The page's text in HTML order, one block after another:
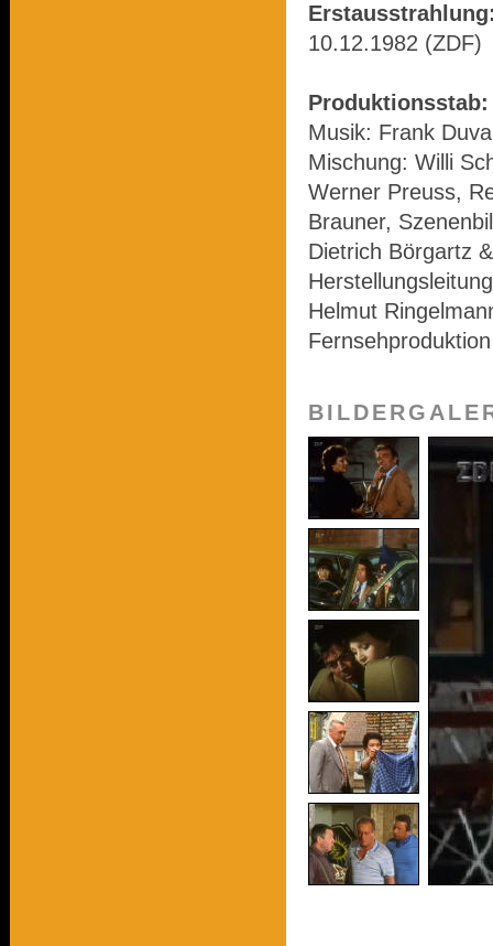
10.12.1982 (ZDF)
Produktionsstab:
Musik: Frank
Mischung: Willi
Werner Preuss,
Brauner,
Dietrich Börgartz
Helmut